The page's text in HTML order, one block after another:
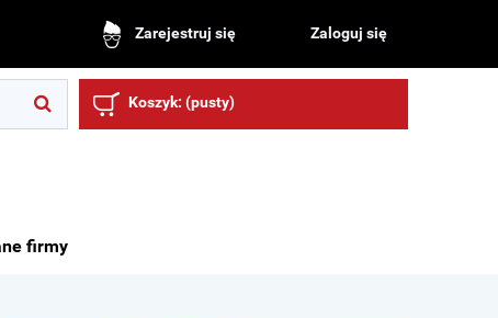
Zarejestruj się Zaloguj się
Koszyk: (pusty)
firmy